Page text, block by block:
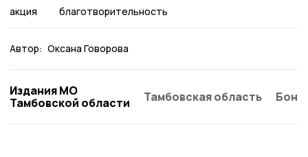
акция благотворительность
Автор: Оксана Говорова
Издания МО
Тамбовской области
Тамбовская область